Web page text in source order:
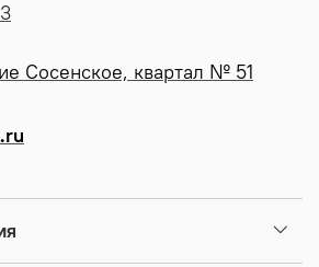
Сосенское, квартал № 51